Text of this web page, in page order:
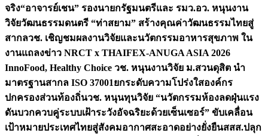
จริง“อาจารย์เชน” รองนายกรัฐมนตรีและ รมว.อว. หนุนงาน
วิจัยวัฒนธรรมดนตรี “ท่าสยาม” สร้างคุณค่าวัฒนธรรมไทยสู่
สากลวช. เชิญชมผลงานวิจัยและนวัตกรรมอาหารสุขภาพ ใน
งานแถลงข่าว NRCT x THAIFEX-ANUGA ASIA 2026
InnoFood, Healthy Choice วช. หนุนงานวิจัย ม.สวนดุสิต นำ
มาตรฐานสากล ISO 37001ยกระดับความโปร่งใสองค์กร
ปกครองส่วนท้องถิ่นวช. หนุนทุนวิจัย “นวัตกรรมห้องลดฝุ่นแรง
ดันบวกควบคู่ระบบเฝ้าระวังอัจฉริยะด้วยเซ็นเซอร์” ขับเคลื่อน
เป้าหมายประเทศไทยสู่สังคมอากาศสะอาดอย่างยั่งยืนสสส.ปลุก